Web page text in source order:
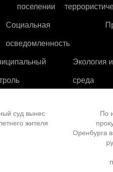
поселении
Социальная
осведомленность
Экология
среда
суд вынес
жителя
По
Оренбурга